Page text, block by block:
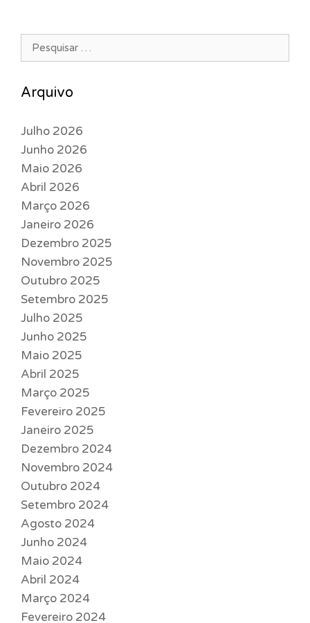
Pesquisar por:
Arquivo
Julho 2026
Junho 2026
Maio 2026
Abril 2026
Março 2026
Janeiro 2026
Dezembro 2025
Novembro 2025
Outubro 2025
Setembro 2025
Julho 2025
Junho 2025
Maio 2025
Abril 2025
Março 2025
Fevereiro 2025
Janeiro 2025
Dezembro 2024
Novembro 2024
Outubro 2024
Setembro 2024
Agosto 2024
Junho 2024
Maio 2024
Abril 2024
Março 2024
Fevereiro 2024